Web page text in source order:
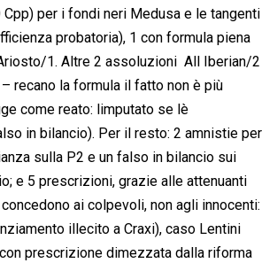
Cpp) per i fondi neri Medusa e le tangenti
probatoria), 1 con formula piena
1. Altre 2 assoluzioni  All Iberian/2
recano la formula il fatto non è più
come reato: limputato se lè
in bilancio). Per il resto: 2 amnistie per
sulla P2 e un falso in bilancio sui
e 5 prescrizioni, grazie alle attenuanti
ai colpevoli, non agli innocenti:
illecito a Craxi), caso Lentini
prescrizione dimezzata dalla riforma